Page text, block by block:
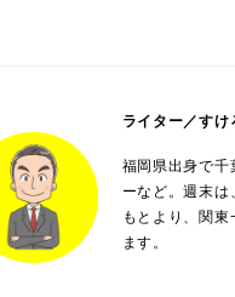
ライター／すけ
福岡県出身で千
ーなど。週末
もとより、関
ます。